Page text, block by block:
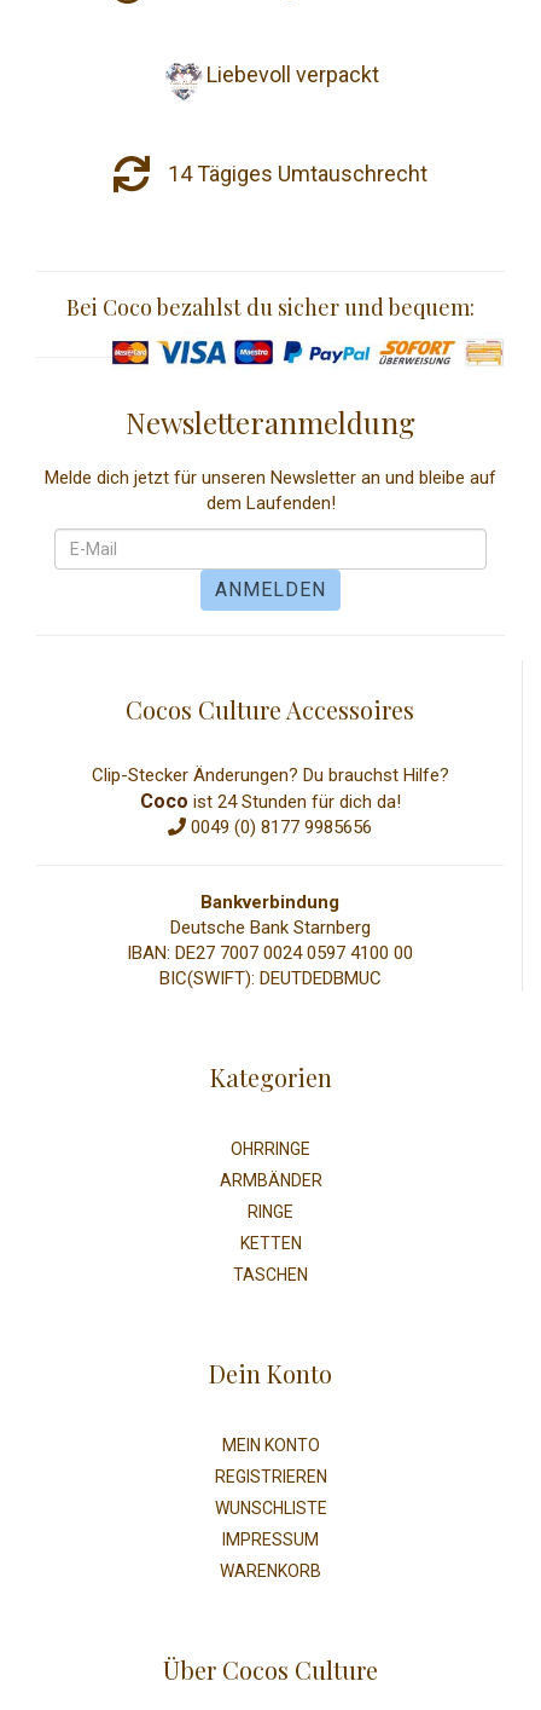
Liebevoll verpackt
14 Tägiges Umtauschrecht
Bei Coco bezahlst du sicher und bequem:
Newsletteranmeldung
Melde dich jetzt für unseren Newsletter an und bleibe auf
dem Laufenden!
Cocos Culture Accessoires
Clip-Stecker Änderungen? Du brauchst Hilfe?
Coco ist 24 Stunden für dich da!
0049 (0) 8177 9985656
Bankverbindung
Deutsche Bank Starnberg
IBAN: DE27 7007 0024 0597 4100 00
BIC(SWIFT): DEUTDEDBMUC
Kategorien
OHRRINGE
ARMBÄNDER
RINGE
KETTEN
TASCHEN
Dein Konto
MEIN KONTO
REGISTRIEREN
WUNSCHLISTE
IMPRESSUM
WARENKORB
Über Cocos Culture